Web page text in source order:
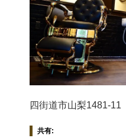
四街道市山梨1481-11
共有: